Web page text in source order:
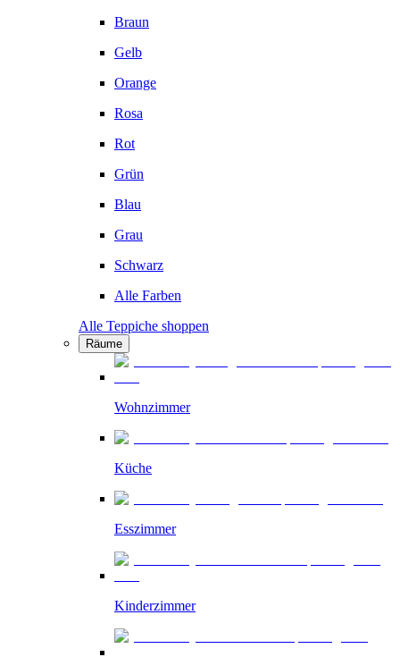
Braun
Gelb
Orange
Rosa
Rot
Grün
Blau
Grau
Schwarz
Alle Farben
Alle Teppiche shoppen
Räume
Wohnzimmer
Küche
Esszimmer
Kinderzimmer